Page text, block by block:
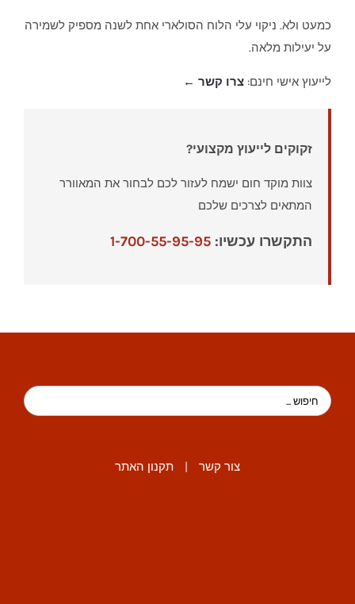
כמעט ולא. ניקוי עלי הלוח הסולארי אחת לשנה מספיק לשמירה
על יעילות מלאה.
לייעוץ אישי חינם: צרו קשר ←
זקוקים לייעוץ מקצועי?
צוות מוקד חום ישמח לעזור לכם לבחור את המאוורר
המתאים לצרכים שלכם
התקשרו עכשיו: 1-700-55-95-95
צור קשר | תקנון האתר